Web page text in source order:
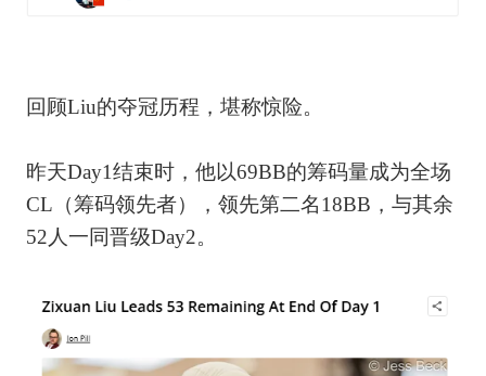
回顾Liu的夺冠历程，堪称惊险。
昨天Day1结束时，他以69BB的筹码量成为全场
CL（筹码领先者），领先第二名18BB，与其余
52人一同晋级Day2。